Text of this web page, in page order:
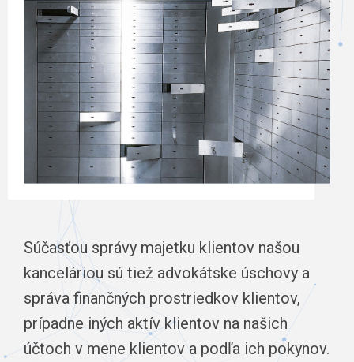
Súčasťou správy majetku klientov našou
kanceláriou sú tiež advokátske úschovy a
správa finančných prostriedkov klientov,
prípadne iných aktív klientov na našich
účtoch v mene klientov a podľa ich pokynov.